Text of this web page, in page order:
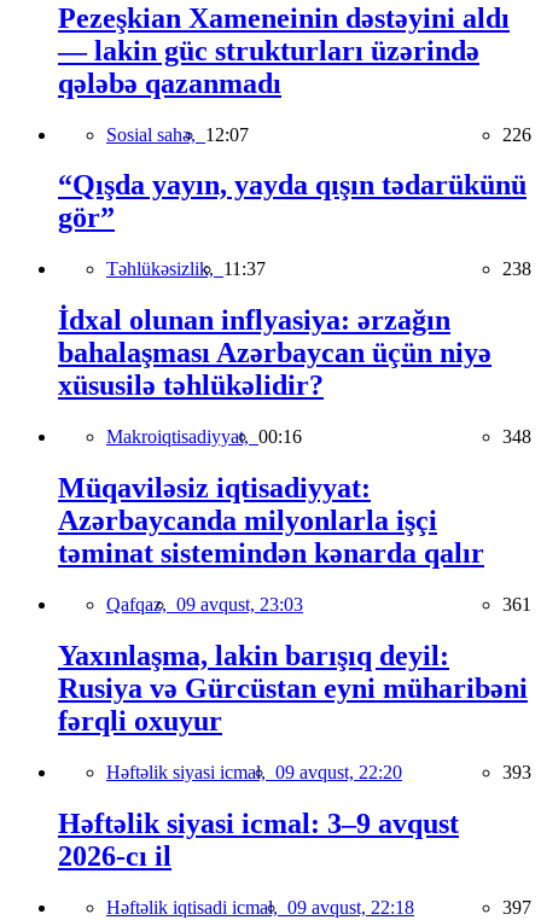
Pezeşkian Xameneinin dəstəyini aldı
— lakin güc strukturları üzərində
qələbə qazanmadı
Sosial sahə, 12:07 226
“Qışda yayın, yayda qışın tədarükünü
gör”
Təhlükəsizlik, 11:37 238
İdxal olunan inflyasiya: ərzağın
bahalaşması Azərbaycan üçün niyə
xüsusilə təhlükəlidir?
Makroiqtisadiyyat, 00:16 348
Müqaviləsiz iqtisadiyyat:
Azərbaycanda milyonlarla işçi
təminat sistemindən kənarda qalır
Qafqaz, 09 avqust, 23:03 361
Yaxınlaşma, lakin barışıq deyil:
Rusiya və Gürcüstan eyni müharibəni
fərqli oxuyur
Həftəlik siyasi icmal, 09 avqust, 22:20 393
Həftəlik siyasi icmal: 3–9 avqust
2026-cı il
Həftəlik iqtisadi icmal, 09 avqust, 22:18 397